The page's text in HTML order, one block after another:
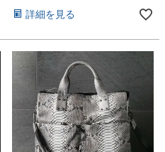
詳細を見る